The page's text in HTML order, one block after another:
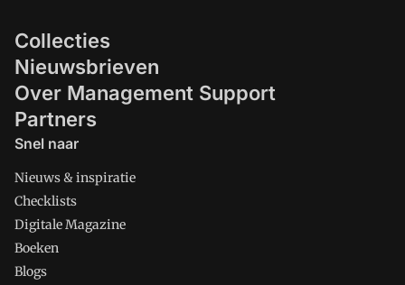
Collecties
Nieuwsbrieven
Over Management Support
Partners
Snel naar
Nieuws & inspiratie
Checklists
Digitale Magazine
Boeken
Blogs